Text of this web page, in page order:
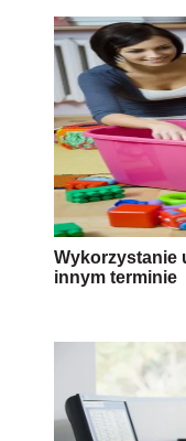
Wykorzystanie
innym terminie